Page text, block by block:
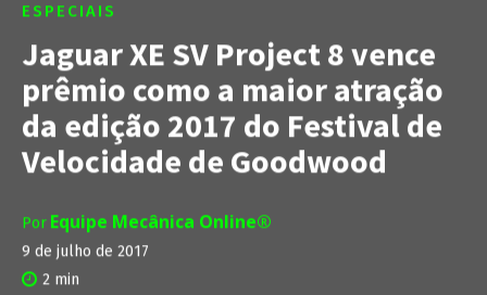
ESPECIAIS
Jaguar XE SV Project 8 vence
prêmio como a maior atração
da edição 2017 do Festival de
Velocidade de Goodwood
Por Equipe Mecânica Online®
9 de julho de 2017
2 min